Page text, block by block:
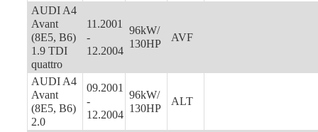
AUDI A4
Avant
(8E5, B6)
1.9 TDI
quattro
11.2001
-
12.2004
96kW/
130HP
AVF
AUDI A4
Avant
(8E5, B6)
2.0
09.2001
-
12.2004
96kW/
130HP
ALT